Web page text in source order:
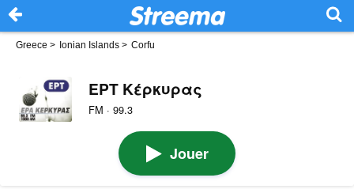
Greece > Ionian Islands > Corfu
ΕΡΤ Κέρκυρας
FM · 99.3
Jouer